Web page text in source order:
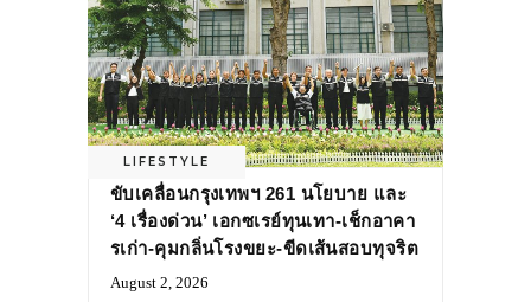
LIFESTYLE
ขับเคลื่อนกรุงเทพฯ 261 นโยบาย และ
‘4 เรื่องด่วน’ เอกซเรย์ทุนเทา-เช็กอาคา
รเก่า-คุมกลิ่นโรงขยะ-ขีดเส้นสอบทุจริต
August 2, 2026